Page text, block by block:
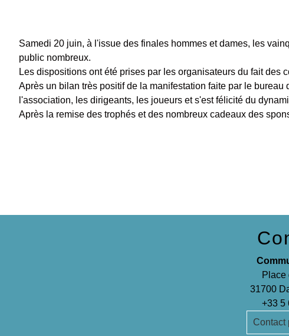
Samedi 20 juin, à l'issue des finales hommes et dames, les
public nombreux.
​​​​​​​Les dispositions ont été prises par les organisateurs du fait
Après un bilan très positif de la manifestation faite par le
l'association, les dirigeants, les joueurs et s'est félicité du
Après la remise des trophés et des nombreux cadeaux des
Place
31700
+33 5
Contact